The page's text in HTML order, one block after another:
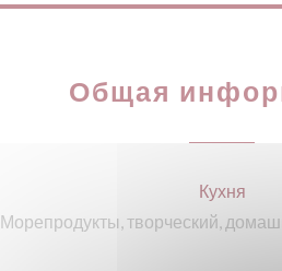
Общая
Кухня
Морепродукты, творческий,